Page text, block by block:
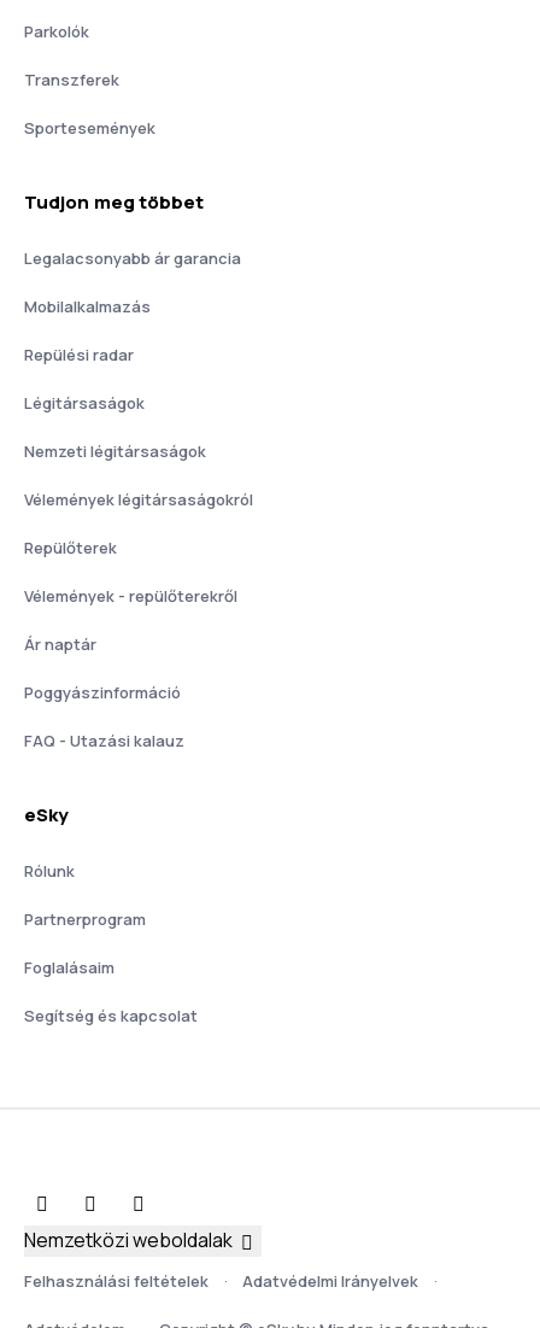
Parkolók
Transzferek
Sportesemények
Tudjon meg többet
Legalacsonyabb ár garancia
Mobilalkalmazás
Repülési radar
Légitársaságok
Nemzeti légitársaságok
Vélemények légitársaságokról
Repülőterek
Vélemények - repülőterekről
Ár naptár
Poggyászinformáció
FAQ - Utazási kalauz
eSky
Rólunk
Partnerprogram
Foglalásaim
Segítség és kapcsolat
Felhasználási feltételek Adatvédelmi Irányelvek
Nemzetközi weboldalak